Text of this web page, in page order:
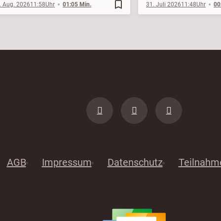
Aug. 202611:58 01:05 Min. bookmark_border 31. Juli 202611:48
AGB Impressum Datenschutz